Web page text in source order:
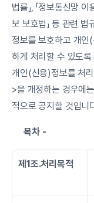
법률」, 「정보통신망
보 보호법」 등 관련
정보를 보호하고 개인
하게 처리할 수 있도
개인(신용)정보를 처
>을 개정하는 경우에
적으로 공지할 것입니
목차 -
제1조.처리목적